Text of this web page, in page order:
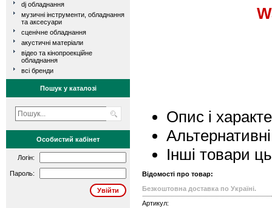
dj обладнання
музичні інструменти, обладнання
та аксесуари
сценічне обладнання
акустичні матеріали
відео та кінопроекційне
обладнання
всі бренди
Пошук у каталозі
Особистий кабінет
Логін:
Пароль:
Опис і
Інші товари
Відомості про товар:
Безкоштовна доставка по Україні.
Артикул: